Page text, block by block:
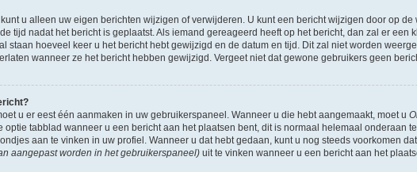
u alleen uw eigen berichten wijzigen of verwijderen. U kunt een bericht wijzigen door op
tijd nadat het bericht is geplaatst. Als iemand gereageerd heeft op het bericht, dan zal er een
staan hoeveel keer u het bericht hebt gewijzigd en de datum en tijd. Dit zal niet worden
wanneer ze het bericht hebben gewijzigd. Vergeet niet dat gewone gebruikers geen
u er eest één aanmaken in uw gebruikerspaneel. Wanneer u die hebt aangemaakt, moet u
optie tabblad wanneer u een bericht aan het plaatsen bent, dit is normaal helemaal onderaan
aan te vinken in uw profiel. Wanneer u dat hebt gedaan, kunt u nog steeds voorkomen
aangepast worden in het gebruikerspaneel) uit te vinken wanneer u een bericht aan het